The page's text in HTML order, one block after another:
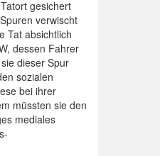
gesichert
verwischt
Tat absichtlich
dessen Fahrer
dieser Spur
sozialen
bei ihrer
müssten sie den
mediales